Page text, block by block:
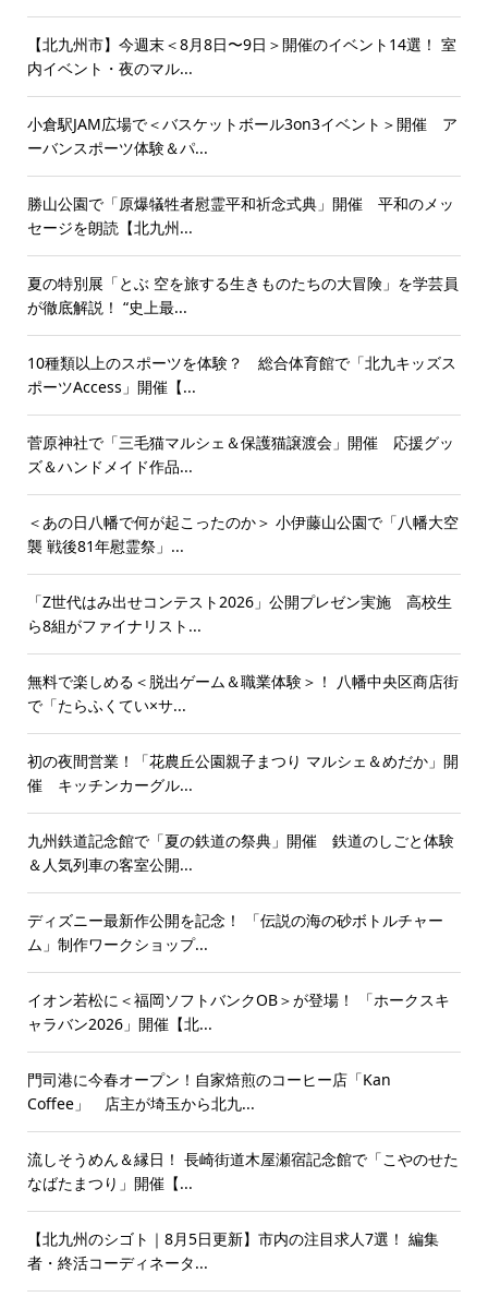
【北九州市】今週末＜8月8日〜9日＞開催のイベント14選！ 室
内イベント・夜のマル...
小倉駅JAM広場で＜バスケットボール3on3イベント＞開催 ア
ーバンスポーツ体験＆パ...
勝山公園で「原爆犠牲者慰霊平和祈念式典」開催 平和のメッ
セージを朗読【北九州...
夏の特別展「とぶ 空を旅する生きものたちの大冒険」を学芸員
が徹底解説！ “史上最...
10種類以上のスポーツを体験？ 総合体育館で「北九キッズス
ポーツAccess」開催【...
菅原神社で「三毛猫マルシェ＆保護猫譲渡会」開催 応援グッ
ズ＆ハンドメイド作品...
＜あの日八幡で何が起こったのか＞ 小伊藤山公園で「八幡大空
襲 戦後81年慰霊祭」...
「Z世代はみ出せコンテスト2026」公開プレゼン実施 高校生
ら8組がファイナリスト...
無料で楽しめる＜脱出ゲーム＆職業体験＞！ 八幡中央区商店街
で「たらふくてい×サ...
初の夜間営業！「花農丘公園親子まつり マルシェ＆めだか」開
催 キッチンカーグル...
九州鉄道記念館で「夏の鉄道の祭典」開催 鉄道のしごと体験
＆人気列車の客室公開...
ディズニー最新作公開を記念！ 「伝説の海の砂ボトルチャー
ム」制作ワークショップ...
イオン若松に＜福岡ソフトバンクOB＞が登場！ 「ホークスキ
ャラバン2026」開催【北...
門司港に今春オープン！自家焙煎のコーヒー店「Kan
Coffee」 店主が埼玉から北九...
流しそうめん＆縁日！ 長崎街道木屋瀬宿記念館で「こやのせた
なばたまつり」開催【...
【北九州のシゴト｜8月5日更新】市内の注目求人7選！ 編集
者・終活コーディネータ...